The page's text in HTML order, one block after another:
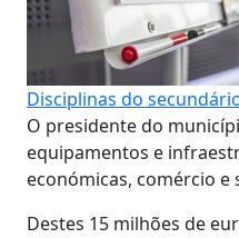
Disciplinas do
O presidente do
equipamentos e
económicas, comércio e
Destes 15 milhões de